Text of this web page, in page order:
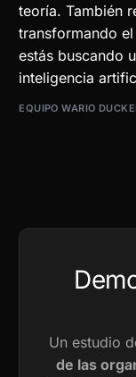
teoría. También
transformando
estás buscando
inteligencia
EQUIPO WARIO
Un estudio
de las